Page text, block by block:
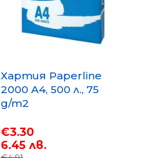
Хартия Paperline
2000 A4, 500 л., 75
g/m2
€3.30
6.45 лв.